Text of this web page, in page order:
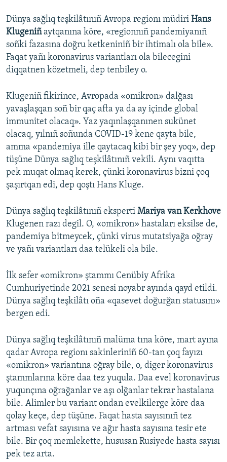
Dünya sağlıq teşkilâtınıñ Avropa regionı müdiri Hans
Klugeniñaytqanına köre, «regionnıñ pandemiyanıñ
soñki fazasına doğru ketkeniniñ bir ihtimalı ola bile».
Faqat yañı koronavirus variantları ola bilecegini
diqqatnen közetmeli, dep tenbiley o.
Klugeniñ fikirince, Avropada «omikron» dalğası
yavaşlaşqan soñ bir qaç afta ya da ay içinde global
immunitet olacaq». Yaz yaqınlaşqanınen sukünet
olacaq, yılnıñ soñunda COVID-19 kene qayta bile,
amma «pandemiya ille qaytacaq kibi bir şey yoq», dep
tüşüne Dünya sağlıq teşkilâtınıñ vekili. Aynı vaqıtta
pek muqat olmaq kerek, çünki koronavirus bizni çoq
şaşırtqan edi, dep qoştı Hans Kluge.
Dünya sağlıq teşkilâtınıñ eksperti Mariya van Kerkhove
Klugenen razı degil. O, «omikron» hastaları eksilse de,
pandemiya bitmeycek, çünki virus mutatsiyağa oğray
ve yañı variantları daa telükeli ola bile.
İlk sefer «omikron» ştammı Cenübiy Afrika
Cumhuriyetinde 2021 senesi noyabr ayında qayd etildi.
Dünya sağlıq teşkilâtı oña «qasevet doğurğan statusını»
bergen edi.
Dünya sağlıq teşkilâtınıñ malüma tına köre, mart ayına
qadar Avropa regionı sakinleriniñ 60-tan çoq fayızı
«omikron» variantına oğray bile, o, diger koronavirus
ştammlarına köre daa tez yuqula. Daa evel koronavirus
yuqunçına oğrağanlar ve aşı olğanlar tekrar hastalana
bile. Alimler bu variant ondan evelkilerge köre daa
qolay keçe, dep tüşüne. Faqat hasta sayısınıñ tez
artması vefat sayısına ve ağır hasta sayısına tesir ete
bile. Bir çoq memlekette, hususan Rusiyede hasta sayısı
pek tez arta.